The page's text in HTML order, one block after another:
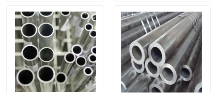
Producten
video's
Over ons